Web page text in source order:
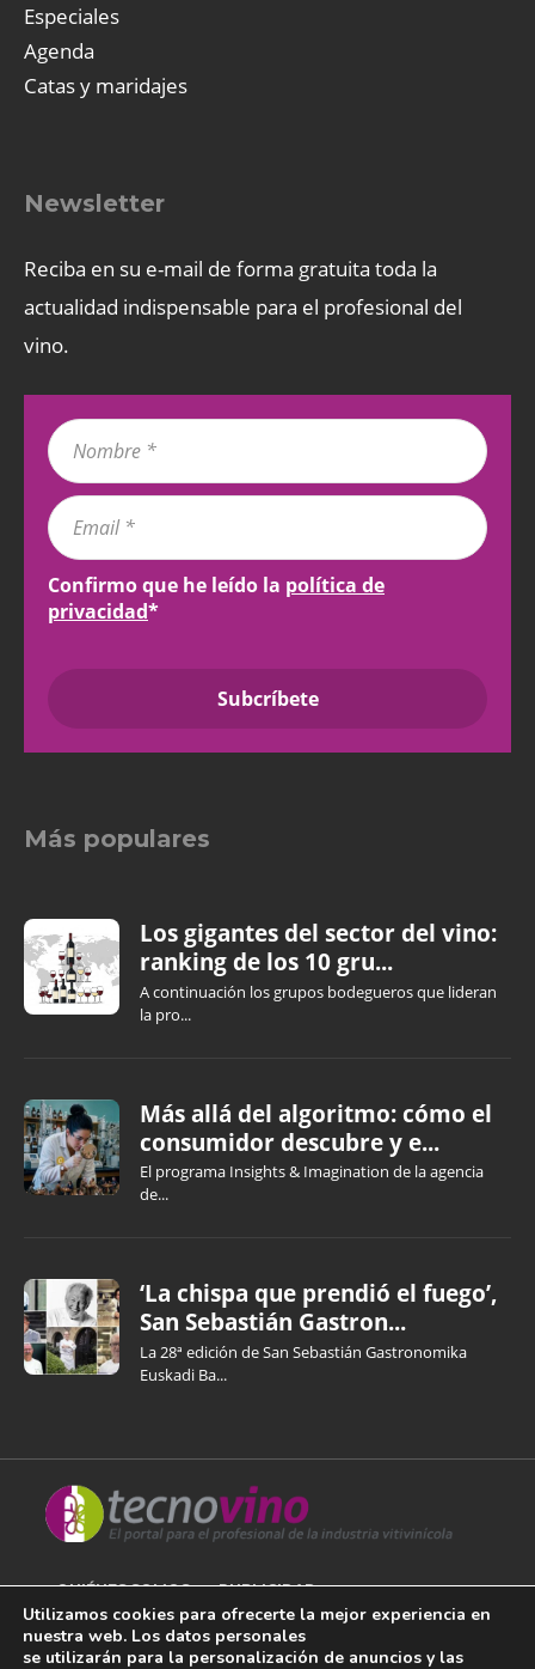
Especiales
Agenda
Catas y maridajes
Newsletter
Reciba en su e-mail de forma gratuita toda la
actualidad indispensable para el profesional del
vino.
Confirmo que he leído la política de
privacidad*
Más populares
Los gigantes del sector del vino:
ranking de los 10 gru...
A continuación los grupos bodegueros que lideran
la pro...
Más allá del algoritmo: cómo el
consumidor descubre y e...
El programa Insights & Imagination de la agencia
de...
‘La chispa que prendió el fuego’,
San Sebastián Gastron...
La 28ª edición de San Sebastián Gastronomika
Euskadi Ba...
QUIÉNES SOMOS PUBLICIDAD
AVISO LEGAL
Utilizamos cookies para ofrecerte la mejor experiencia en
nuestra web. Los datos personales
se utilizarán para la personalización de anuncios y las